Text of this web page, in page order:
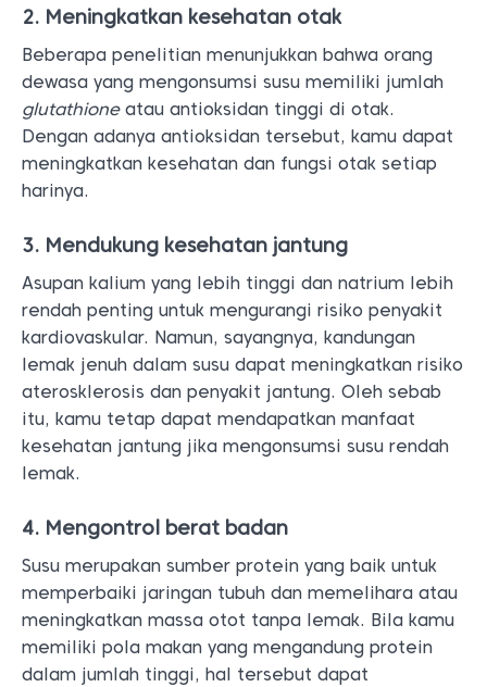
2. Meningkatkan kesehatan otak
Beberapa penelitian menunjukkan bahwa orang
dewasa yang mengonsumsi susu memiliki jumlah
glutathioneatau antioksidan tinggi di otak.
Dengan adanya antioksidan tersebut, kamu dapat
meningkatkan kesehatan dan fungsi otak setiap
harinya.
3. Mendukung kesehatan jantung
Asupan kalium yang lebih tinggi dan natrium lebih
rendah penting untuk mengurangi risiko penyakit
kardiovaskular. Namun, sayangnya, kandungan
lemak jenuh dalam susu dapat meningkatkan risiko
aterosklerosis dan penyakit jantung. Oleh sebab
itu, kamu tetap dapat mendapatkan manfaat
kesehatan jantung jika mengonsumsi susu rendah
lemak.
4. Mengontrol berat badan
Susu merupakan sumber protein yang baik untuk
memperbaiki jaringan tubuh dan memelihara atau
meningkatkan massa otot tanpa lemak. Bila kamu
memiliki pola makan yang mengandung protein
dalam jumlah tinggi, hal tersebut dapat